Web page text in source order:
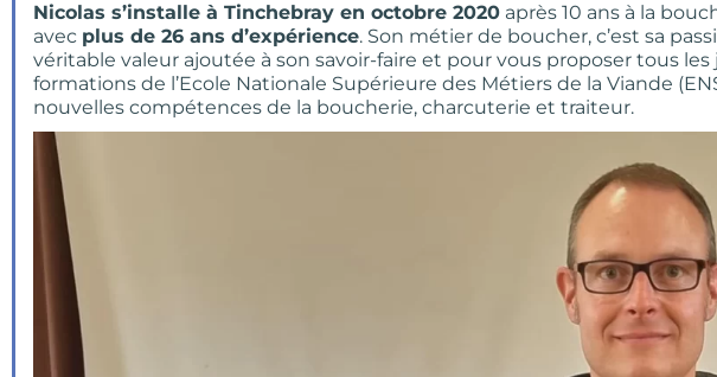
Nicolas s’installe à Tinchebray en octobre 2020 après 10 ans à la
avec plus de 26 ans d’expérience. Son métier de boucher, c’est sa
véritable valeur ajoutée à son savoir-faire et pour vous proposer tous
formations de l’Ecole Nationale Supérieure des Métiers de la Viande
nouvelles compétences de la boucherie, charcuterie et traiteur.